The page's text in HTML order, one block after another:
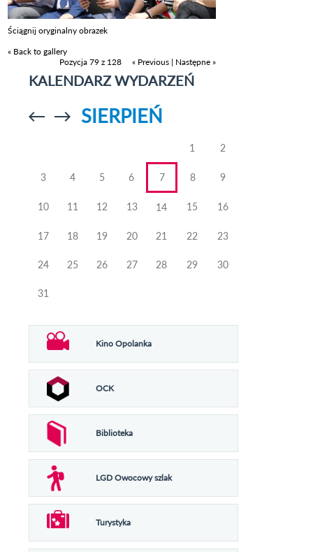
Ściągnij oryginalny obrazek
« Back to gallery
Pozycja 79 z 128
« Previous | Następne »
KALENDARZ WYDARZEŃ
Przejdź doPrzejdź do
SIERPIEŃ
1 2
3 4 5 6 7 8 9
10 11 12 13 14 15 16
17 18 19 20 21 22 23
24 25 26 27 28 29 30
31
Kino Opolanka
OCK
Biblioteka
LGD Owocowy szlak
Turystyka